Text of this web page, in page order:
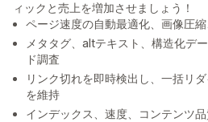
ィックと売上を増加させましょう！
ページ速度の自動最適化、画像圧
メタタグ、altテキスト、構造化デ
ド調査
リンク切れを即時検出し、一括リ
を維持
インデックス、速度、コンテンツ